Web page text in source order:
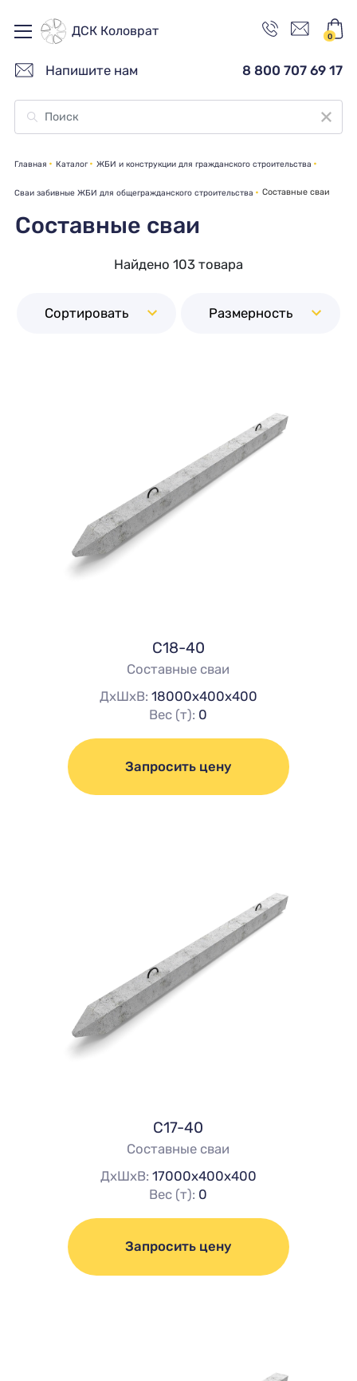
ДСК Коловрат 0
Напишите нам 8 800 707 69 17
Главная Каталог ЖБИ и конструкции для гражданского строительства
Сваи забивные ЖБИ для общегражданского строительства Составные сваи
Составные сваи
Найдено 103 товара
Сортировать Размерность
С18-40
Составные сваи
ДхШхВ: 18000х400х400
Вес (т): 0
Запросить цену
С17-40
Составные сваи
ДхШхВ: 17000х400х400
Вес (т): 0
Запросить цену